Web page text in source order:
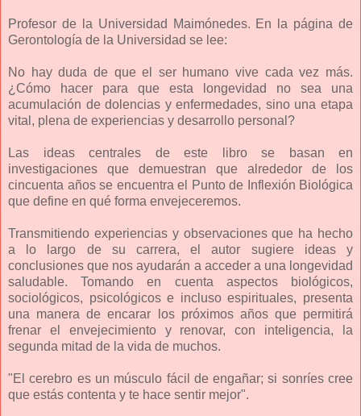
Profesor de la Universidad Maimónedes. En la página de
Gerontología de la Universidad se lee:
No hay duda de que el ser humano vive cada vez más.
¿Cómo hacer para que esta longevidad no sea una
acumulación de dolencias y enfermedades, sino una etapa
vital, plena de experiencias y desarrollo personal?
Las ideas centrales de este libro se basan en
investigaciones que demuestran que alrededor de los
cincuenta años se encuentra el Punto de Inflexión Biológica
que define en qué forma envejeceremos.
Transmitiendo experiencias y observaciones que ha hecho
a lo largo de su carrera, el autor sugiere ideas y
conclusiones que nos ayudarán a acceder a una longevidad
saludable. Tomando en cuenta aspectos biológicos,
sociológicos, psicológicos e incluso espirituales, presenta
una manera de encarar los próximos años que permitirá
frenar el envejecimiento y renovar, con inteligencia, la
segunda mitad de la vida de muchos.
"El cerebro es un músculo fácil de engañar; si sonríes cree
que estás contenta y te hace sentir mejor".